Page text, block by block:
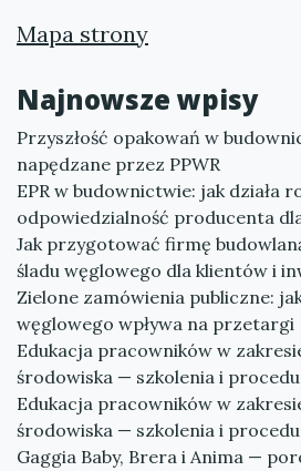
Mapa strony
Najnowsze wpisy
Przyszłość opakowań w
napędzane przez PPWR
EPR w budownictwie: jak działa
odpowiedzialność producenta
Jak przygotować firmę
śladu węglowego dla klientów i
Zielone zamówienia publiczne:
węglowego wpływa na przetargi
Edukacja pracowników w
środowiska — szkolenia i
Edukacja pracowników w
środowiska — szkolenia i
Gaggia Baby, Brera i Anima —